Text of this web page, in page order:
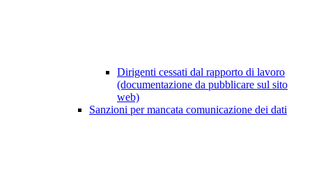
Dirigenti cessati dal rapporto di lavoro
(documentazione da pubblicare sul sito
web)
Sanzioni per mancata comunicazione dei dati